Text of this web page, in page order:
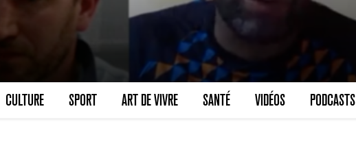
CULTURE SPORT ART DE VIVRE SANTÉ VIDÉOS PODCASTS